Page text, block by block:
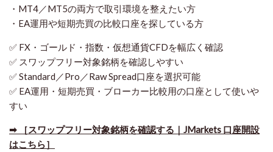
・MT4／MT5の両方で取引環境を整えたい方
・EA運用や短期売買の比較口座を探している方
✅ FX・ゴールド・指数・仮想通貨CFDを幅広く確認
✅ スワップフリー対象銘柄を確認しやすい
✅ Standard／Pro／Raw Spread口座を選択可能
✅ EA運用・短期売買・ブローカー比較用の口座として使いや
すい
➡ ［スワップフリー対象銘柄を確認する｜JMarkets 口座開設
はこちら］